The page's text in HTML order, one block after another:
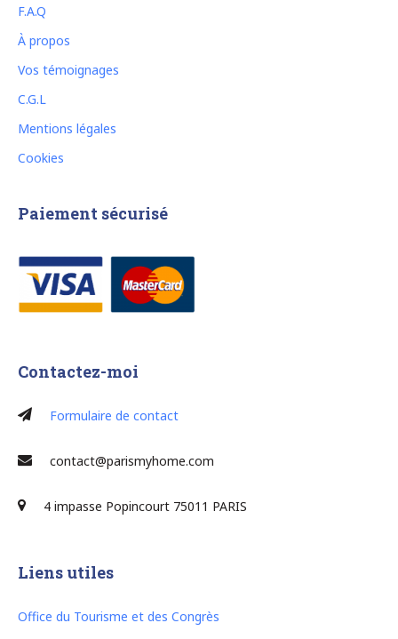
F.A.Q
À propos
Vos témoignages
C.G.L
Mentions légales
Cookies
Paiement sécurisé
Contactez-moi
Formulaire de contact
contact@parismyhome.com
4 impasse Popincourt 75011 PARIS
Liens utiles
Office du Tourisme et des Congrès